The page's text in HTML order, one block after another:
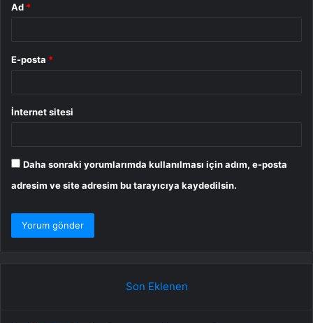
Ad *
E-posta *
İnternet sitesi
Daha sonraki yorumlarımda kullanılması için adım, e-posta
adresim ve site adresim bu tarayıcıya kaydedilsin.
Son Eklenen